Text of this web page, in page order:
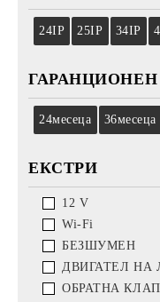
24IP 25IP 34IP
ГАРАНЦИОНЕН
24месеца 36месеца
ЕКСТРИ
12 V
Wi-Fi
БЕЗШУМЕН
ДВИГАТЕЛ НА
ОБРАТНА